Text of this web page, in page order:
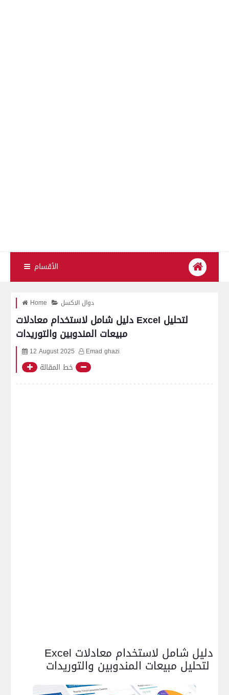
الأقسام
Home دوال الاكسل
دليل شامل لاستخدام معادلات Excel لتحليل
مبيعات المندوبين والتوريدات
12 August 2025 Emad ghazi
خط المقالة
دليل شامل لاستخدام معادلات Excel
لتحليل مبيعات المندوبين والتوريدات